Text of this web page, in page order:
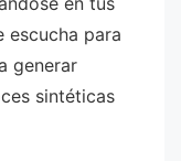
escucha para
generar
sintéticas